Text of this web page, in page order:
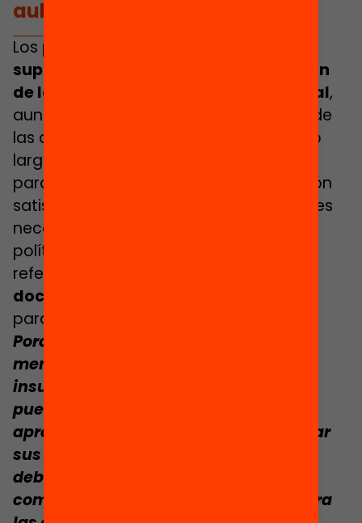
aula.
Los programas de inducción
suponer
reducción
de las prácticas de la formación inicial,
aunque pueden ayudar a una revisión de
las distintas tipologías de prácticas a lo
largo de los estudios. Y, en todo caso, y
para garantizar la calidad y la realización
satisfactoria del periodo de inducción, es
necesario disponer de un marco de
política común y de un marco de
referencia para las
docentes
para las distintas fases formativas.
Porque los programas de inducción y
mentoría proporcionan una ayuda
insustituible a los maestros noveles,
puesto que les permiten ―si se sabe
aprovechar la oportunidad― identificar
sus puntos fuertes y también sus
debilidades en conocimientos,
competencias, actitudes y valores para